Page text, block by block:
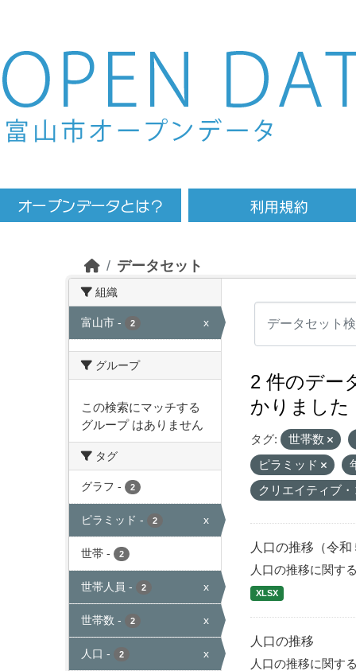
Skip to main content
データセット
組織
富山市 - 2 x
グループ
この検索にマッチする
グループ はありません
タグ
グラフ - 2
ピラミッド - 2 x
世帯 - 2
世帯人員 - 2 x
世帯数 - 2 x
人口 - 2 x
2 件のデー
かりました
タグ: 世帯数
ピラミッド
クリエイティブ
人口の推移（令和
人口の推移に関す
XLSX
人口の推移
人口の推移に関す